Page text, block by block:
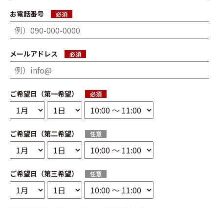
お電話番号 必須
メールアドレス 必須
ご希望日（第一希望） 必須
ご希望日（第二希望） 任意
ご希望日（第三希望） 任意